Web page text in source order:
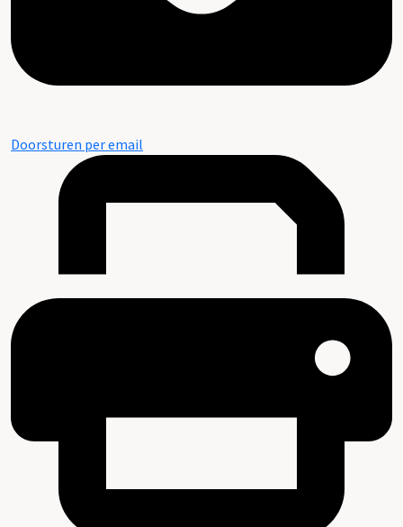
Doorsturen per email